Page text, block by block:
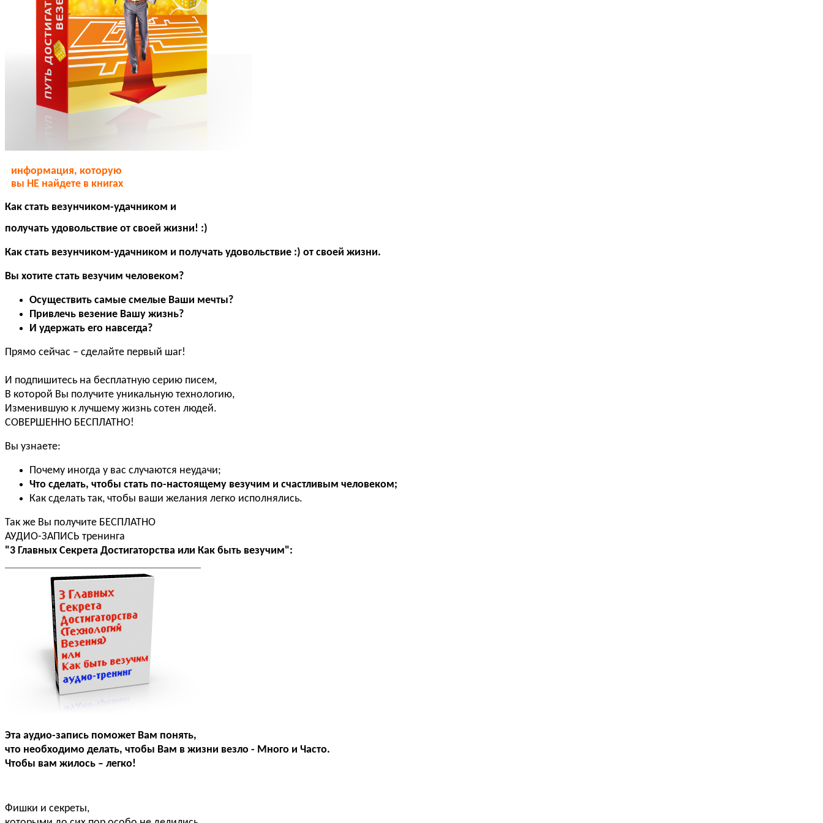
информация, которую
вы НЕ найдете в книгах
Как стать везунчиком-удачником и
получать удовольствие от своей жизни! :)
Как стать везунчиком-удачником и получать удовольствие :) от своей жизни.
Вы хотите стать везучим человеком?
Осуществить самые смелые Ваши мечты?
Привлечь везение Вашу жизнь?
И удержать его навсегда?
Прямо сейчас – сделайте первый шаг!
И подпишитесь на бесплатную серию писем,
В которой Вы получите уникальную технологию,
Изменившую к лучшему жизнь сотен людей.
СОВЕРШЕННО БЕСПЛАТНО!
Вы узнаете:
Почему иногда у вас случаются неудачи;
Что сделать, чтобы стать по-настоящему везучим и счастливым человеком;
Как сделать так, чтобы ваши желания легко исполнялись.
Так же Вы получите БЕСПЛАТНО
АУДИО-ЗАПИСЬ тренинга
"3 Главных Секрета Достигаторства или Как быть везучим":
Эта аудио-запись поможет Вам понять,
что необходимо делать, чтобы Вам в жизни везло - Много и Часто.
Чтобы вам жилось – легко!
Фишки и секреты,